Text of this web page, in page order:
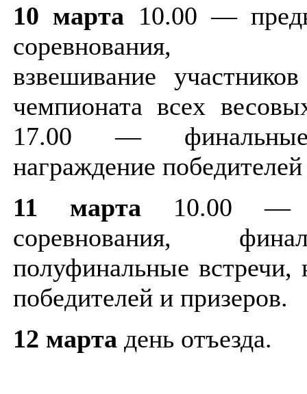
10 марта 10.00 —
соревнования,
взвешивание
чемпионата всех
17.00 — финальные
награждение
11 марта 10.00 —
соревнования,
полуфинальные встречи,
победителей и призеров.
12 марта день отъезда.